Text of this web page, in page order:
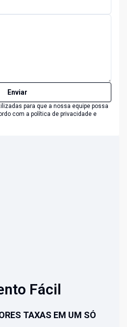
Enviar
para que a nossa equipe possa
com a política de privacidade e
Fácil
TAXAS EM UM SÓ